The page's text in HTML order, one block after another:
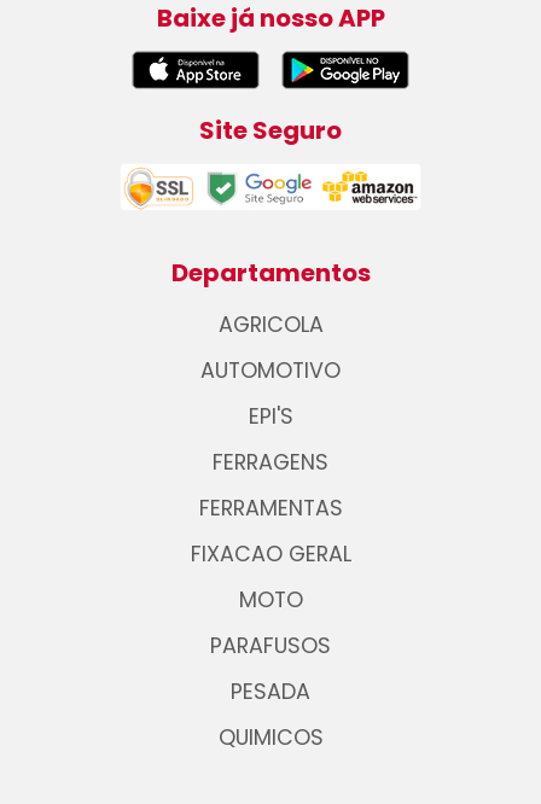
Baixe já nosso APP
Site Seguro
Departamentos
AGRICOLA
AUTOMOTIVO
EPI'S
FERRAGENS
FERRAMENTAS
FIXACAO GERAL
MOTO
PARAFUSOS
PESADA
QUIMICOS